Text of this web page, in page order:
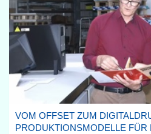
VOM OFFSET ZUM
PRODUKTIONSMODELLE FÜR